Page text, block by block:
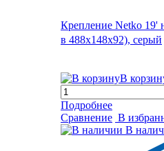
Крепление Netko 19'
в 488х148х92), серый
В
Подробнее
Сравнение В
В